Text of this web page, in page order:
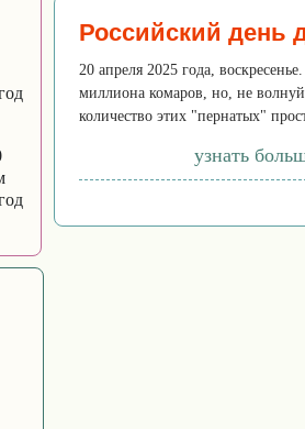
Российский день
20 апреля 2025 года,
миллиона комаров, но, не
количество этих "пернатых"
узнать